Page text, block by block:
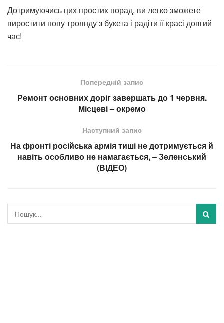
Дотримуючись цих простих порад, ви легко зможете
виростити нову троянду з букета і радіти її красі довгий
час!
Попередній запис
Ремонт основних доріг завершать до 1 червня.
Місцеві – окремо
Наступний запис
На фронті російська армія тиші не дотримується й
навіть особливо не намагається, – Зеленський
(ВІДЕО)